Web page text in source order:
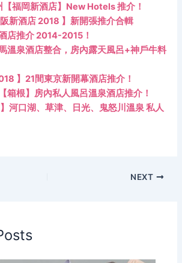
福岡新酒店】New Hotels 推介！
新酒店 2018 】新開張推介合輯
店推介 2014-2015！
溫泉酒店整合，房內露天風呂+神戶牛料
】21間東京新開幕酒店推介！
箱根】房內私人風呂溫泉酒店推介！
】河口湖、草津、日光、鬼怒川溫泉 私人
NEXT